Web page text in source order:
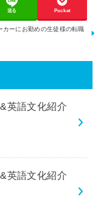
送る Pocket
カーにお勤めの生徒様の転職
英語文化紹介
英語文化紹介